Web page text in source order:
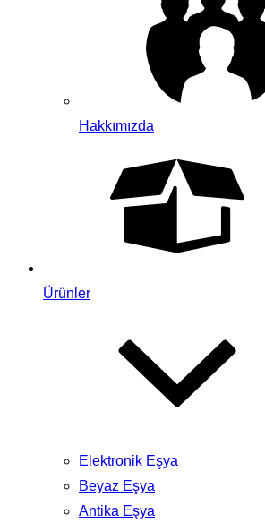
Hakkımızda
Ürünler
Elektronik Eşya
Beyaz Eşya
Antika Eşya